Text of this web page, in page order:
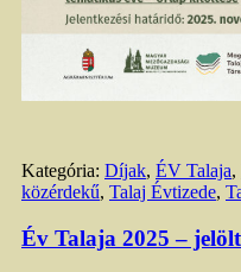
Kategória: Díjak, ÉV Talaja,
közérdekű, Talaj Évtizede,
Év Talaja 2025 –